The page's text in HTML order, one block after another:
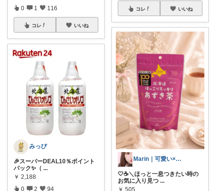
0 1 116
コレ いいね
みっぴ
🎉スーパーDEAL10％ポイント
バック✨（ ...
￥ 2,188
0 2 94
コレ いいね
Marin｜可愛い×ブランド美容
🤍☕＼ほっと一息つきたい時の
お気に入り見つ ...